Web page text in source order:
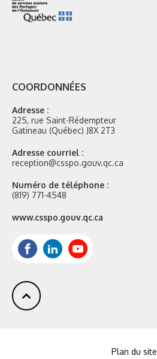
COORDONNÉES
Adresse :
225, rue Saint-Rédempteur
Gatineau (Québec) J8X 2T3
Adresse courriel :
reception@csspo.gouv.qc.ca
Numéro de téléphone :
(819) 771-4548
Site
www.csspo.gouv.qc.ca
FacebookLinkedInYoutube
Plan du site